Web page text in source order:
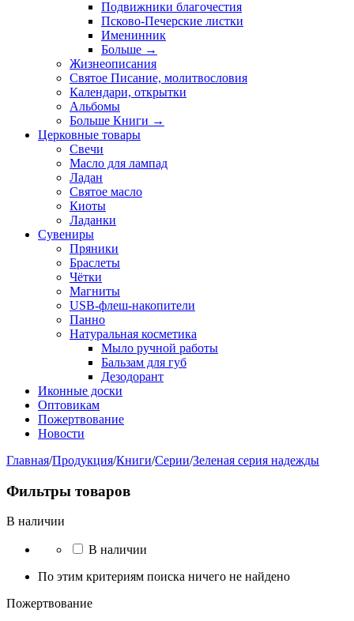
Подвижники благочестия
Псково-Печерские листки
Именинник
Больше →
Жизнеописания
Святое Писание, молитвословия
Календари, открытки
Альбомы
Больше Книги →
Церковные товары
Свечи
Масло для лампад
Ладан
Святое масло
Киоты
Ладанки
Сувениры
Пряники
Браслеты
Чётки
Магниты
USB-флеш-накопители
Панно
Натуральная косметика
Мыло ручной работы
Бальзам для губ
Дезодорант
Иконные доски
Оптовикам
Пожертвование
Новости
Главная/Продукция/Книги/Серии/Зеленая серия надежды
Фильтры товаров
В наличии
В наличии
По этим критериям поиска ничего не найдено
Пожертвование